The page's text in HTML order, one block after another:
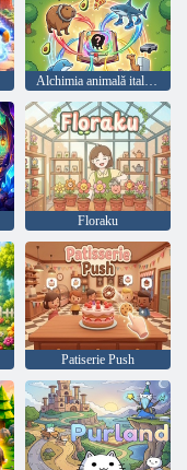
Alchimia animală italiană: Open All Brainrot
Floraku
Patiserie Push